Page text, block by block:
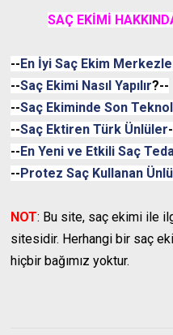
SAÇ EKİMİ
--En İyi Saç Ekim
--Saç Ekimi Nasıl Yapılır?--
--Saç Ekiminde Son
--Saç Ektiren Türk Ünlüler
--En Yeni ve Etkili Saç
--Protez Saç Kullanan
NOT: Bu site, saç ekimi ile
sitesidir. Herhangi bir saç
hiçbir bağımız yoktur.